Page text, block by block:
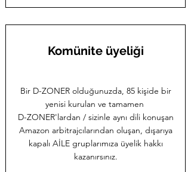
Komünite üyeliği
Bir D-ZONER olduğunuzda, 85 kişide bir
yenisi kurulan ve tamamen
D-ZONER'lardan / sizinle aynı dili konuşan
Amazon arbitrajcılarından oluşan, dışarıya
kapalı AİLE gruplarımıza üyelik hakkı
kazanırsınız.